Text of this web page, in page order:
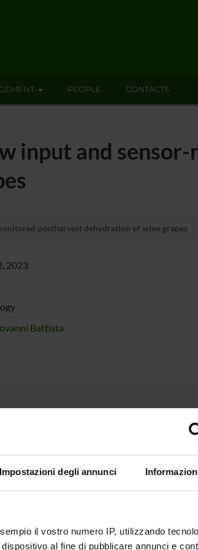
Impostazioni degli annunci
il vostro numero IP, utilizzando
al fine di pubblicare annunci e
PEOPLE CONTACTS
input and
postharvest dehydration of wine grapes
2023
Battista